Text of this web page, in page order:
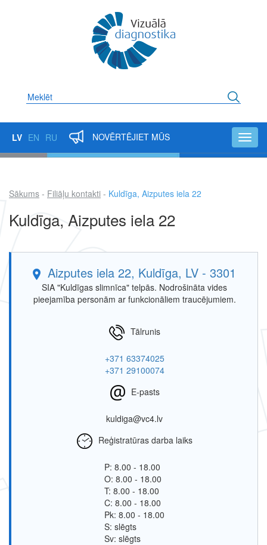
Meklēt
LV EN RU NOVĒRTĒJIET MŪS
Atpakaļceļš
Sākums Filiāļu kontakti Kuldīga, Aizputes iela 22
Kuldīga, Aizputes iela 22
Aizputes iela 22, Kuldīga, LV - 3301
SIA "Kuldīgas slimnīca" telpās. Nodrošināta vides
pieejamība personām ar funkcionāliem traucējumiem.
Tālrunis
+371 63374025
+371 29100074
E-pasts
kuldiga@vc4.lv
Reģistratūras darba laiks
P: 8.00 - 18.00
O: 8.00 - 18.00
T: 8.00 - 18.00
C: 8.00 - 18.00
Pk: 8.00 - 18.00
S: slēgts
Sv: slēgts